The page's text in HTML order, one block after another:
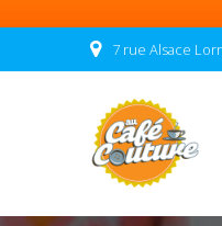
au
7 rue Alsace